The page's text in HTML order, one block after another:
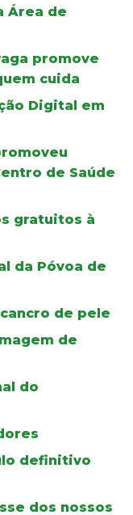
Área de
promove
cuida
Digital em
de Saúde
gratuitos à
da Póvoa de
de pele
de
do
definitivo
dos nossos